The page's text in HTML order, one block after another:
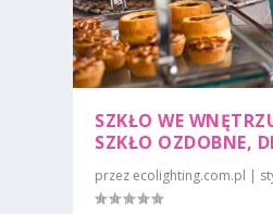
SZKŁO WE
SZKŁO OZDOBNE,
przez ecolighting.com.pl |